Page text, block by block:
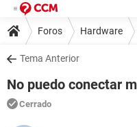
Foros Hardware
Tema Anterior
No puedo conectar
Cerrado